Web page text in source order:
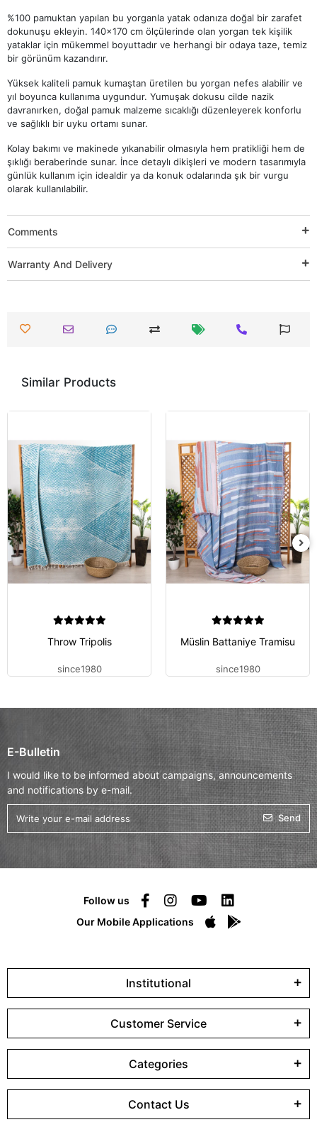
%100 pamuktan yapılan bu yorganla yatak odanıza doğal bir zarafet
dokunuşu ekleyin. 140x170 cm ölçülerinde olan yorgan tek kişilik
yataklar için mükemmel boyuttadır ve herhangi bir odaya taze, temiz
bir görünüm kazandırır.
Yüksek kaliteli pamuk kumaştan üretilen bu yorgan nefes alabilir ve
yıl boyunca kullanıma uygundur. Yumuşak dokusu cilde nazik
davranırken, doğal pamuk malzeme sıcaklığı düzenleyerek konforlu
ve sağlıklı bir uyku ortamı sunar.
Kolay bakımı ve makinede yıkanabilir olmasıyla hem pratikliği hem de
şıklığı beraberinde sunar. İnce detaylı dikişleri ve modern tasarımıyla
günlük kullanım için idealdir ya da konuk odalarında şık bir vurgu
olarak kullanılabilir.
Comments
Warranty And Delivery
Similar Products
Throw Tripolis
since1980
Müslin Battaniye Tramisu
since1980
E-Bulletin
I would like to be informed about campaigns, announcements
and notifications by e-mail.
Send
Follow us
Our Mobile Applications
Institutional
Customer Service
Categories
Contact Us